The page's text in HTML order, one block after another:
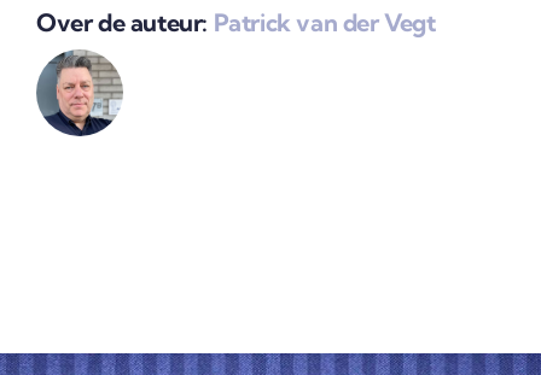
Over de auteur: Patrick van der Vegt